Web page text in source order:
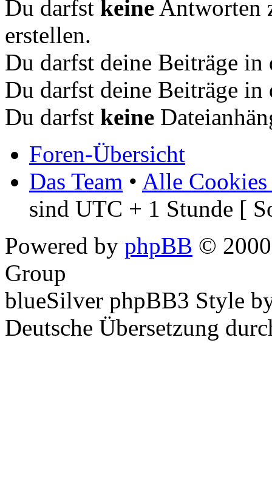
Du darfst keine Antworten
erstellen.
Du darfst deine Beiträge
Du darfst deine Beiträge
Du darfst keine
Foren-Übersicht
Das Team • Alle Cookies
sind UTC + 1 Stunde [
Powered by phpBB ©
Group
blueSilver phpBB3 Style
Deutsche Übersetzung